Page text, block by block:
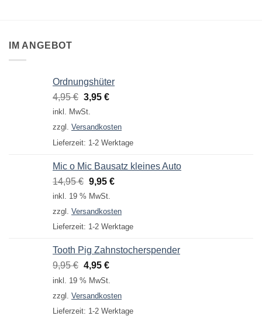
IM ANGEBOT
Ordnungshüter
4,95€ Ursprünglicher
Preis
4,95 €
3,95 €Aktueller
3,95 €.
inkl. MwSt.
zzgl. Versandkosten
Lieferzeit: 1-2 Werktage
Mic o Mic Bausatz kleines Auto
14,95€ Ursprünglicher
Preis
14,95 €
9,95 €Aktueller
9,95 €.
inkl. 19 % MwSt.
zzgl. Versandkosten
Lieferzeit: 1-2 Werktage
Tooth Pig Zahnstocherspender
9,95€ Ursprünglicher
Preis
9,95 €
4,95 €Aktueller
4,95 €.
inkl. 19 % MwSt.
zzgl. Versandkosten
Lieferzeit: 1-2 Werktage